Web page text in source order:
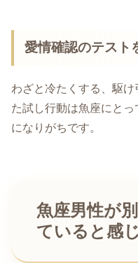
愛情確認のテスト
わざと冷たくする、駆
た試し行動は魚座にと
になりがちです。
魚座男性が
ていると感